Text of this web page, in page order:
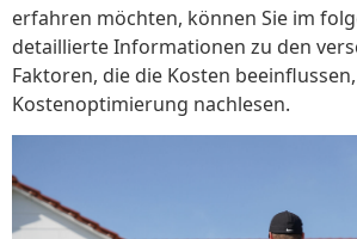
erfahren möchten, können Sie im
detaillierte Informationen zu den
Faktoren, die die Kosten
Kostenoptimierung nachlesen.